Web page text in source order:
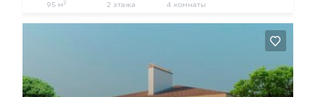
95 м2 2 этажа 4 комнаты